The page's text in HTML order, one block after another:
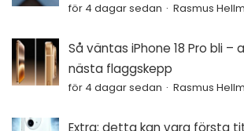
för 4 dagar sedan Rasmus
Så väntas iPhone 18 Pro bli –
nästa flaggskepp
för 4 dagar sedan Rasmus
Extra: detta kan vara första